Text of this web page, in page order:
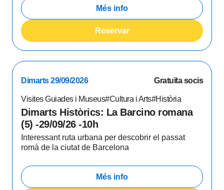
Més info
Reservar
Dimarts 29/09/2026 Gratuïta socis
Visites Guiades i Museus#Cultura i Arts#Història
Dimarts Històrics: La Barcino romana
(5) -29/09/26 -10h
Interessant ruta urbana per descobrir el passat
romà de la ciutat de Barcelona
Més info